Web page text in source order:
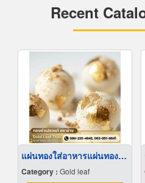
Recent
แผ่นทองใส่อาหารแผ่นทองติดขนมเค้กใส่ทอง
Category : Gold leaf